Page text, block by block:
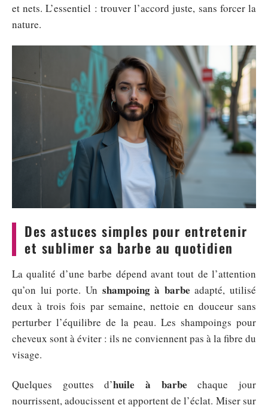
et nets. L’essentiel : trouver l’accord juste, sans forcer la
nature.
Des astuces simples pour entretenir
et sublimer sa barbe au quotidien
La qualité d’une barbe dépend avant tout de l’attention
qu’on lui porte. Un shampoing à barbe adapté, utilisé
deux à trois fois par semaine, nettoie en douceur sans
perturber l’équilibre de la peau. Les shampoings pour
cheveux sont à éviter : ils ne conviennent pas à la fibre du
visage.
Quelques gouttes d’huile à barbe chaque jour
nourrissent, adoucissent et apportent de l’éclat. Miser sur